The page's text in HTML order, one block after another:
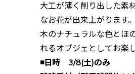
大工が薄く削り出した素
なお花が出来上がります。
木のナチュラルな色とほ
れるオブジェとしてお楽
◾️日時 3/8(土)のみ